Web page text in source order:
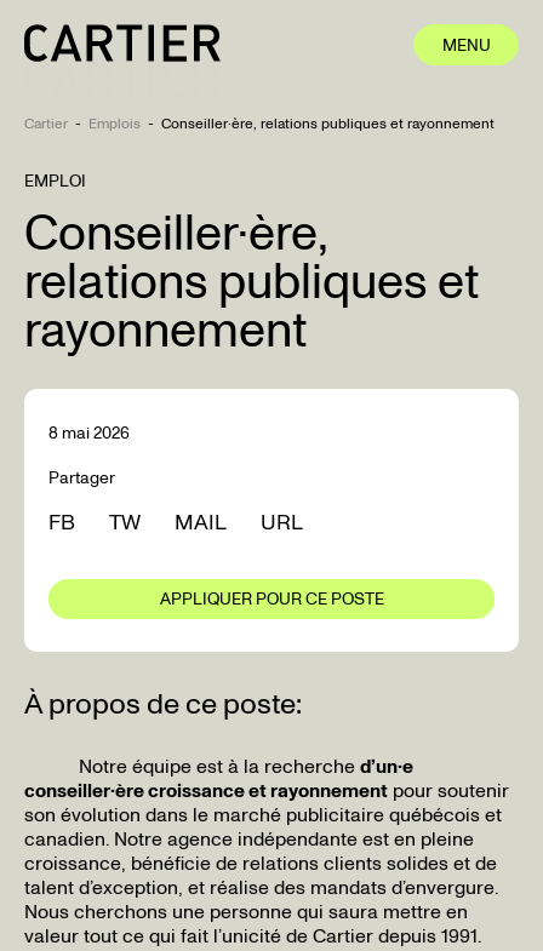
MENU
Instagram
Cartier - Emplois - Conseiller·ère, relations publiques et rayonnement
EMPLOI
Conseiller·ère,
relations publiques et
rayonnement
8 mai 2026
Partager
FB TW MAIL URL
APPLIQUER POUR CE POSTE
À propos de ce poste:
Notre équipeest à la recherched’un·e
conseiller·ère croissance et rayonnement pour soutenir
son évolution dans le marché publicitaire québécois et
canadien. Notre agence indépendante est en pleine
croissance, bénéficie de relations clients solides et de
talent d’exception, et réalise des mandats d’envergure.
Nous cherchons une personne qui saura mettre en
valeur tout ce qui fait l’unicité de Cartier depuis 1991.